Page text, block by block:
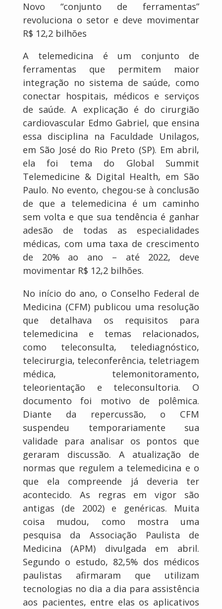
Novo “conjunto de ferramentas”
revoluciona o setor e deve movimentar
R$ 12,2 bilhões
A telemedicina é um conjunto de
ferramentas que permitem maior
integração no sistema de saúde, como
conectar hospitais, médicos e serviços
de saúde. A explicação é do cirurgião
cardiovascular Edmo Gabriel, que ensina
essa disciplina na Faculdade Unilagos,
em São José do Rio Preto (SP). Em abril,
ela foi tema do Global Summit
Telemedicine & Digital Health, em São
Paulo. No evento, chegou-se à conclusão
de que a telemedicina é um caminho
sem volta e que sua tendência é ganhar
adesão de todas as especialidades
médicas, com uma taxa de crescimento
de 20% ao ano – até 2022, deve
movimentar R$ 12,2 bilhões.
No início do ano, o Conselho Federal de
Medicina (CFM) publicou uma resolução
que detalhava os requisitos para
telemedicina e temas relacionados,
como teleconsulta, telediagnóstico,
telecirurgia, teleconferência, teletriagem
médica, telemonitoramento,
teleorientação e teleconsultoria. O
documento foi motivo de polêmica.
Diante da repercussão, o CFM
suspendeu temporariamente sua
validade para analisar os pontos que
geraram discussão. A atualização de
normas que regulem a telemedicina e o
que ela compreende já deveria ter
acontecido. As regras em vigor são
antigas (de 2002) e genéricas. Muita
coisa mudou, como mostra uma
pesquisa da Associação Paulista de
Medicina (APM) divulgada em abril.
Segundo o estudo, 82,5% dos médicos
paulistas afirmaram que utilizam
tecnologias no dia a dia para assistência
aos pacientes, entre elas os aplicativos